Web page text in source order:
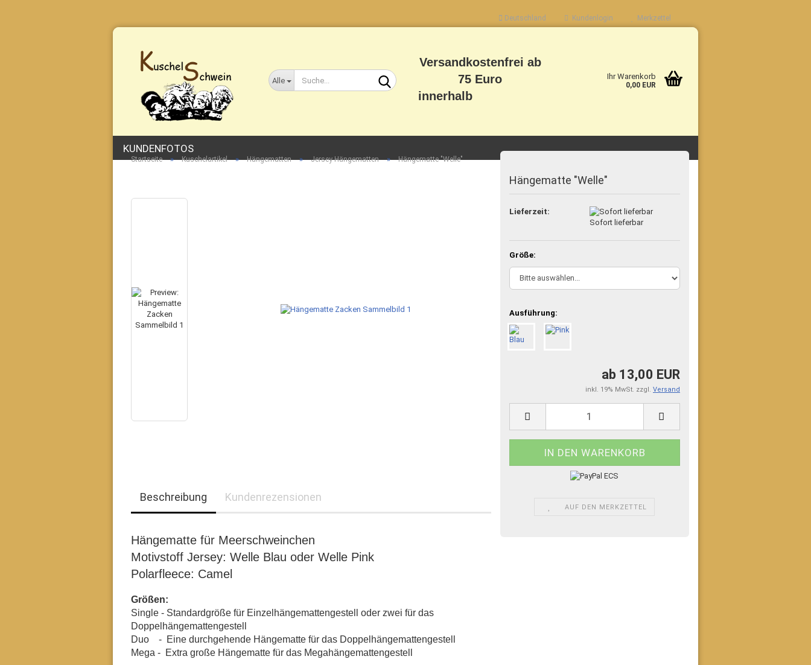
Deutschland Kundenlogin Merkzettel
Alle
Versandkostenfrei ab
75 Euro
innerhalb
Ihr Warenkorb
0,00 EUR
KUNDENFOTOS
Startseite » Kuschelartikel » Hängematten » Jersey Hängematten » Hängematte "Welle"
Hängematte "Welle"
Lieferzeit:
Sofort lieferbar
Größe:
Ausführung:
ab 13,00 EUR
inkl. 19% MwSt. zzgl. Versand
AUF DEN MERKZETTEL
Beschreibung Kundenrezensionen
Hängematte für Meerschweinchen
Motivstoff Jersey: Welle Blau oder Welle Pink
Polarfleece: Camel
Größen:
Single - Standardgröße für Einzelhängemattengestell oder zwei für das
Doppelhängemattengestell
Duo - Eine durchgehende Hängematte für das Doppelhängemattengestell
Mega - Extra große Hängematte für das Megahängemattengestell